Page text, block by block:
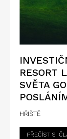
RESORT
SVĚTA
HŘIŠTĚ
PŘEČÍST SI